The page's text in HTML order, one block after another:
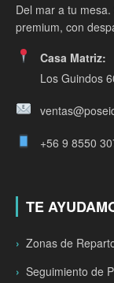
Del mar a tu
premium, con
Casa Matriz:
Los Guindos
+56 9 8550
TE
Zonas de
Seguimiento de